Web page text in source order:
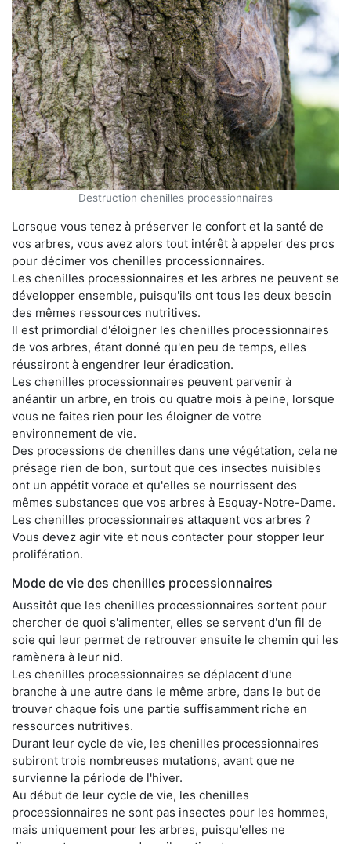
Destruction chenilles processionnaires
Lorsque vous tenez à préserver le confort et la santé de
vos arbres, vous avez alors tout intérêt à appeler des pros
pour décimer vos chenilles processionnaires.
Les chenilles processionnaires et les arbres ne peuvent se
développer ensemble, puisqu'ils ont tous les deux besoin
des mêmes ressources nutritives.
Il est primordial d'éloigner les chenilles processionnaires
de vos arbres, étant donné qu'en peu de temps, elles
réussiront à engendrer leur éradication.
Les chenilles processionnaires peuvent parvenir à
anéantir un arbre, en trois ou quatre mois à peine, lorsque
vous ne faites rien pour les éloigner de votre
environnement de vie.
Des processions de chenilles dans une végétation, cela ne
présage rien de bon, surtout que ces insectes nuisibles
ont un appétit vorace et qu'elles se nourrissent des
mêmes substances que vos arbres à Esquay-Notre-Dame.
Les chenilles processionnaires attaquent vos arbres ?
Vous devez agir vite et nous contacter pour stopper leur
prolifération.
Mode de vie des chenilles processionnaires
Aussitôt que les chenilles processionnaires sortent pour
chercher de quoi s'alimenter, elles se servent d'un fil de
soie qui leur permet de retrouver ensuite le chemin qui les
ramènera à leur nid.
Les chenilles processionnaires se déplacent d'une
branche à une autre dans le même arbre, dans le but de
trouver chaque fois une partie suffisamment riche en
ressources nutritives.
Durant leur cycle de vie, les chenilles processionnaires
subiront trois nombreuses mutations, avant que ne
survienne la période de l'hiver.
Au début de leur cycle de vie, les chenilles
processionnaires ne sont pas insectes pour les hommes,
mais uniquement pour les arbres, puisqu'elles ne